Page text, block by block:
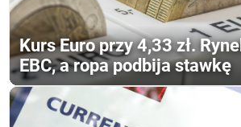
Kurs Euro przy 4,33 zł.
EBC, a ropa podbija stawkę